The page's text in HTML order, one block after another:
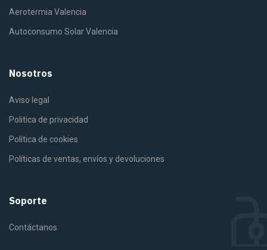
Aerotermia Valencia
Autoconsumo Solar Valencia
Nosotros
Aviso legal
Politica de privacidad
Política de cookies
Políticas de ventas, envíos y devoluciones
Soporte
Contáctanos